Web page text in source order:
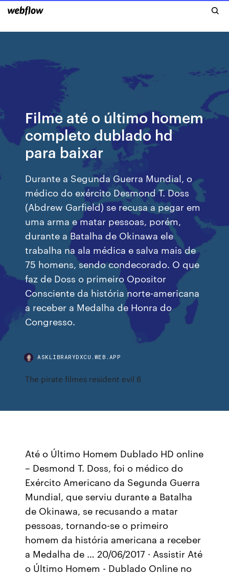
Filme até o último homem
completo dublado hd
para baixar
Durante a Segunda Guerra Mundial, o
médico do exército Desmond T. Doss
(Abdrew Garfield) se recusa a pegar em
uma arma e matar pessoas, porém,
durante a Batalha de Okinawa ele
trabalha na ala médica e salva mais de
75 homens, sendo condecorado. O que
faz de Doss o primeiro Opositor
Consciente da história norte-americana
a receber a Medalha de Honra do
Congresso.
ASKLIBRARYDXCU.WEB.APP
The pirate filmes resident evil 6
Até o Último Homem Dublado HD online
– Desmond T. Doss, foi o médico do
Exército Americano da Segunda Guerra
Mundial, que serviu durante a Batalha
de Okinawa, se recusando a matar
pessoas, tornando-se o primeiro
homem da história americana a receber
a Medalha de … 20/06/2017 · Assistir Até
o Último Homem - Dublado Online no